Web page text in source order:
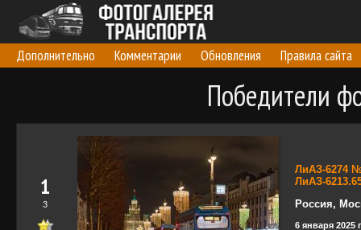
Дополнительно Комментарии Обновления Правила сайта
Победители
1
3
ЛиАЗ-6274
ЛиАЗ-
Россия,
6 января 2025